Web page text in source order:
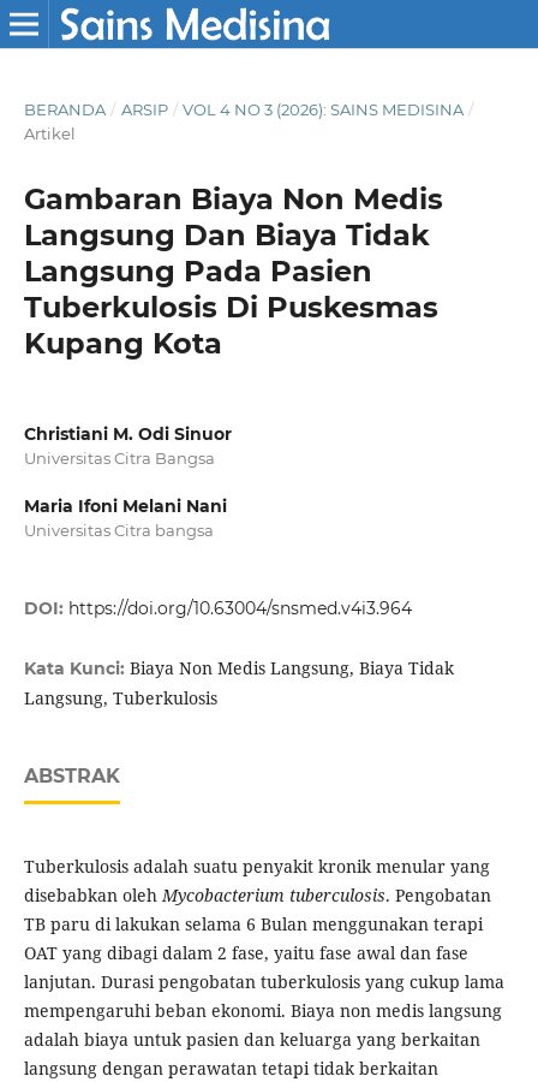
BERANDA / ARSIP / VOL 4 NO 3 (2026): SAINS MEDISINA /
Artikel
Gambaran Biaya Non Medis
Langsung Dan Biaya Tidak
Langsung Pada Pasien
Tuberkulosis Di Puskesmas
Kupang Kota
Christiani M. Odi Sinuor
Universitas Citra Bangsa
Maria Ifoni Melani Nani
Universitas Citra bangsa
DOI: https://doi.org/10.63004/snsmed.v4i3.964
Kata Kunci: Biaya Non Medis Langsung, Biaya Tidak
Langsung, Tuberkulosis
ABSTRAK
Tuberkulosis adalah suatu penyakit kronik menular yang
disebabkan olehMycobacterium tuberculosis. Pengobatan
TB paru di lakukan selama 6 Bulan menggunakan terapi
OAT yang dibagi dalam 2 fase, yaitu fase awal dan fase
lanjutan. Durasi pengobatan tuberkulosis yang cukup lama
mempengaruhi beban ekonomi. Biaya non medis langsung
adalah biaya untuk pasien dan keluarga yang berkaitan
langsung dengan perawatan tetapi tidak berkaitan